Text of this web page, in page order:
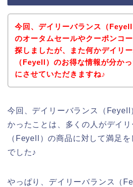
今回、デイリーバランス（
のオータムセールやクーポンコ
探しましたが、また何かデイリ
（Feyell）のお得な情報が分か
にさせていただきますね♪
今回、デイリーバランス（Feyell
かったことは、多くの人がデイリ
（Feyell）の商品に対して満足
でした♪
やっぱり、デイリーバランス（